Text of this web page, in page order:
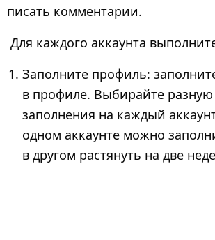
писать комментарии.
Для каждого аккаунта
Заполните профиль:
в профиле. Выбирайте разную
заполнения на каждый
одном аккаунте можно
в другом растянуть на две